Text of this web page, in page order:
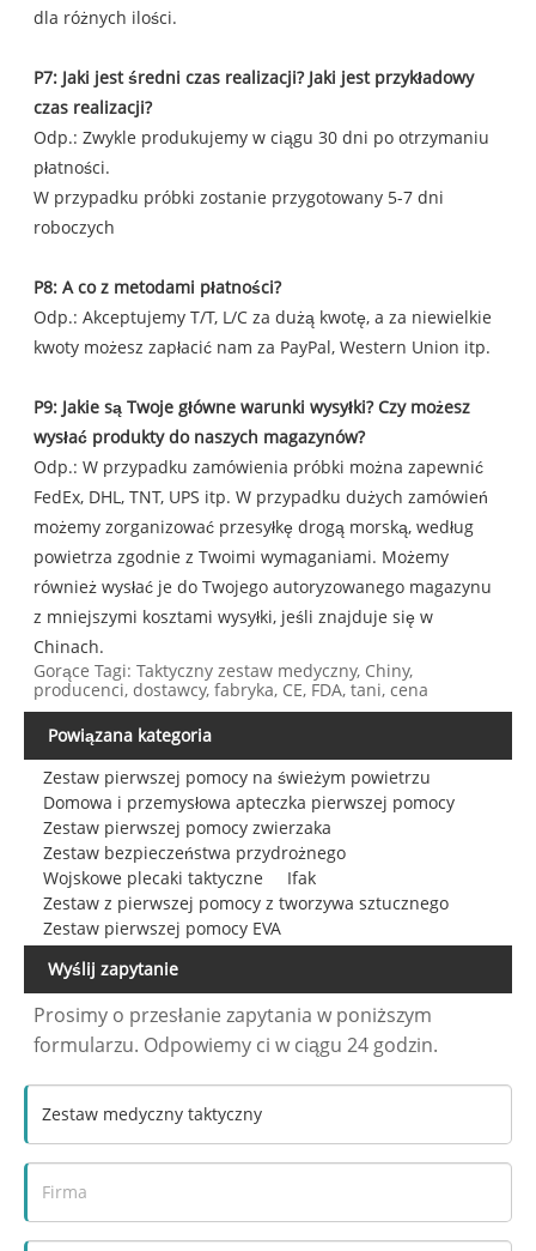
dla różnych ilości.
P7: Jaki jest średni czas realizacji? Jaki jest przykładowy
czas realizacji?
Odp.: Zwykle produkujemy w ciągu 30 dni po otrzymaniu
płatności.
W przypadku próbki zostanie przygotowany 5-7 dni
roboczych
P8: A co z metodami płatności?
Odp.: Akceptujemy T/T, L/C za dużą kwotę, a za niewielkie
kwoty możesz zapłacić nam za PayPal, Western Union itp.
P9: Jakie są Twoje główne warunki wysyłki? Czy możesz
wysłać produkty do naszych magazynów?
Odp.: W przypadku zamówienia próbki można zapewnić
FedEx, DHL, TNT, UPS itp. W przypadku dużych zamówień
możemy zorganizować przesyłkę drogą morską, według
powietrza zgodnie z Twoimi wymaganiami. Możemy
również wysłać je do Twojego autoryzowanego magazynu
z mniejszymi kosztami wysyłki, jeśli znajduje się w
Chinach.
Gorące Tagi: Taktyczny zestaw medyczny, Chiny,
producenci, dostawcy, fabryka, CE, FDA, tani, cena
Powiązana kategoria
Zestaw pierwszej pomocy na świeżym powietrzu
Domowa i przemysłowa apteczka pierwszej pomocy
Zestaw pierwszej pomocy zwierzaka
Zestaw bezpieczeństwa przydrożnego
Wojskowe plecaki taktyczne
Ifak
Zestaw z pierwszej pomocy z tworzywa sztucznego
Zestaw pierwszej pomocy EVA
Wyślij zapytanie
Prosimy o przesłanie zapytania w poniższym
formularzu. Odpowiemy ci w ciągu 24 godzin.